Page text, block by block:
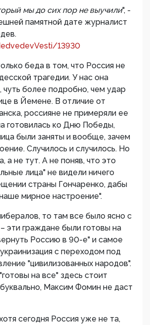
мы до сих пор не выучили", -
памятной дате журналист
13930
беда в том, что Россия не
трагедии. У нас она
более подробно, чем удар
в Йемене. В отличие от
россияне не примеряли ее
готовилась ко Дню Победы,
были заняты и вообще, зачем
Случилось и случилось. Но
а не тут. А не поняв, что это
лица" не видели ничего
страны Гончаренко, дабы
мирное настроение".
то там все было ясно с
эти граждане были готовы на
Россию в 90-е" и самое
с переходом под
"цивилизованных народов".
на все" здесь стоит
Максим Фомин не даст
сегодня Россия уже не та,